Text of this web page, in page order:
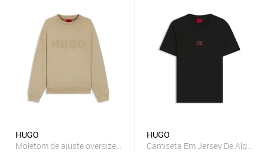
HUGO
Moletom de ajuste oversize em algodão com logo
HUGO
Camiseta Em Jersey De